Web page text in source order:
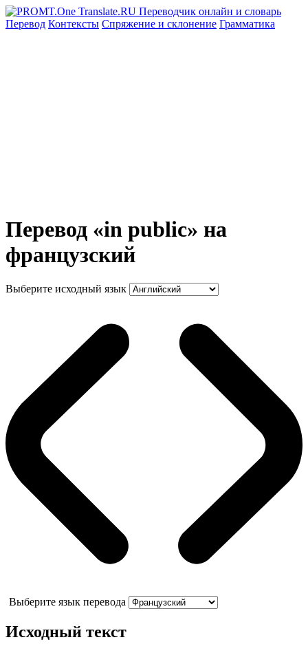
Перевод Контексты Спряжение и склонение Грамматика
Перевод «in public» на
французский
Выберите исходный язык
Выберите язык перевода
Исходный текст